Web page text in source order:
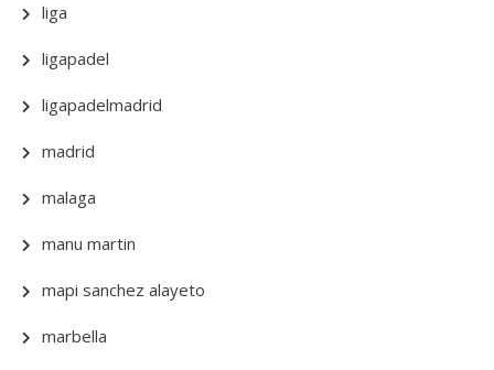
liga
ligapadel
ligapadelmadrid
madrid
malaga
manu martin
mapi sanchez alayeto
marbella